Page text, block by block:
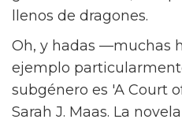
romantasy. Para
mundos mágicos
especias, el género
combinación de
lleno de aventuras